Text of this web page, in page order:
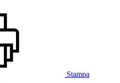
Stampa